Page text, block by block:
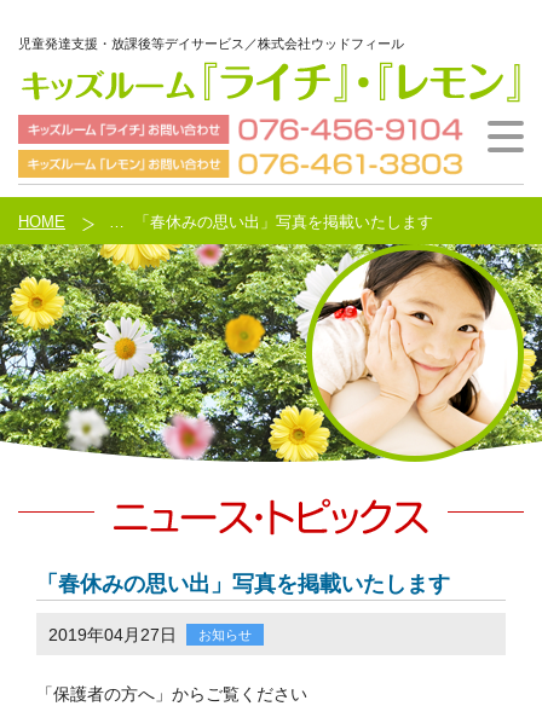
児童発達支援・放課後等デイサービス／株式会社ウッドフィール
HOME … 「春休みの思い出」写真を掲載いたします
「春休みの思い出」写真を掲載いたします
2019年04月27日 お知らせ
「保護者の方へ」からご覧ください